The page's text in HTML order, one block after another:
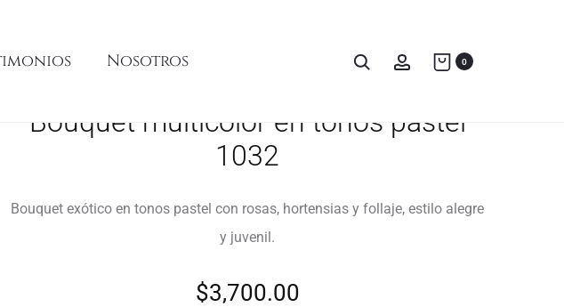
Nosotros 0
Bouquet multicolor en tonos pastel
1032
Bouquet exótico en tonos pastel con rosas, hortensias y follaje, estilo alegre
y juvenil.
$3,700.00